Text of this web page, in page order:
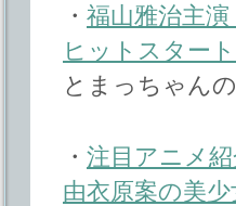
・ 福山雅治主
ヒットスタート
とまっちゃん
・ 注目アニメ
由衣原案の美